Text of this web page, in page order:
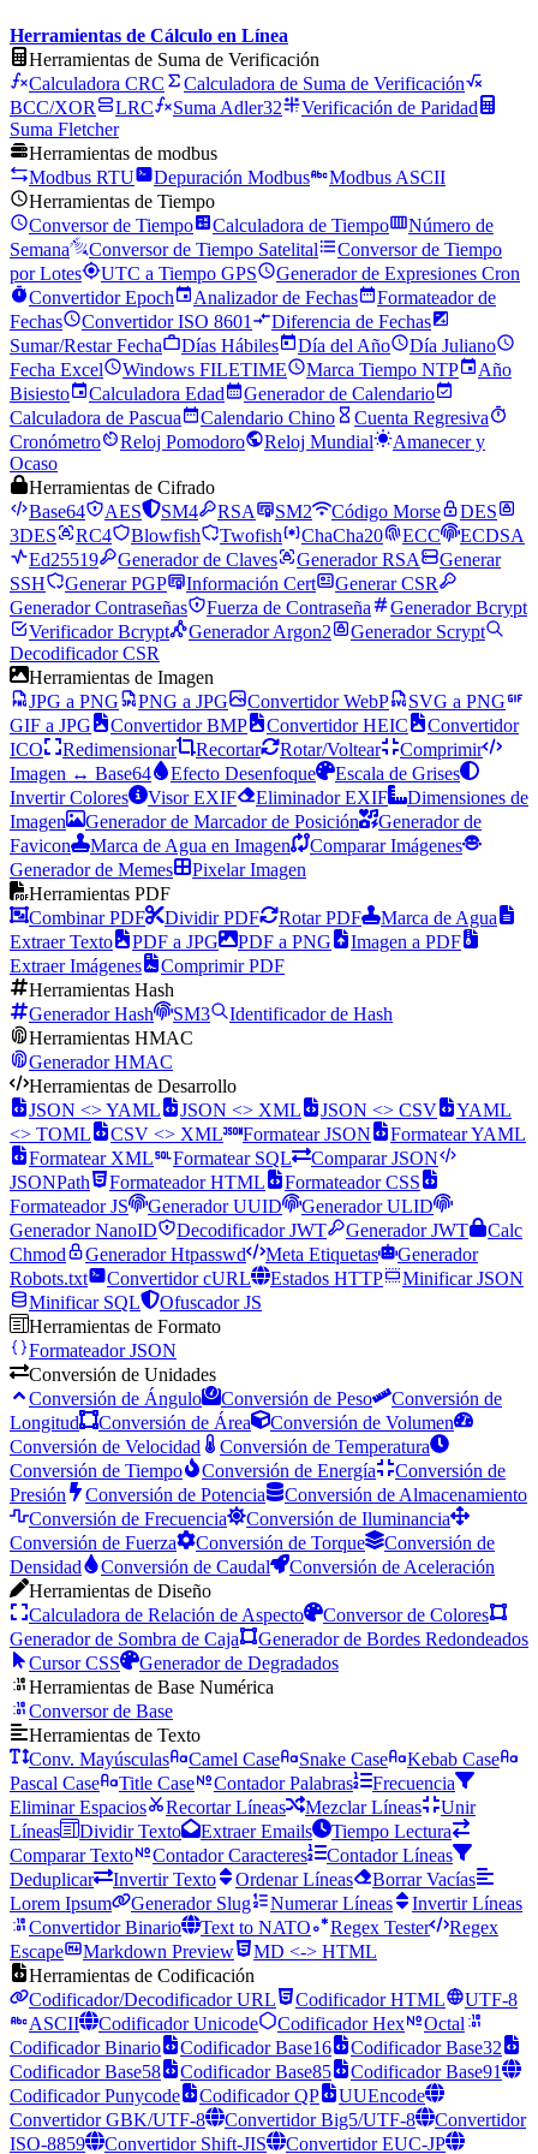
Herramientas de Cálculo en Línea
Herramientas de Suma de Verificación
Calculadora CRC
Calculadora de Suma de Verificación
BCC/XOR
LRC Suma Adler32
Verificación de Paridad
Suma Fletcher
Herramientas de modbus
Modbus RTU
Depuración Modbus
Modbus ASCII
Herramientas de Tiempo
Conversor de Tiempo
Calculadora de Tiempo
Número de
Semana
Conversor de Tiempo Satelital
Conversor de Tiempo
por Lotes
UTC a Tiempo GPS
Generador de Expresiones Cron
Convertidor Epoch
Analizador de Fechas
Formateador de
Fechas
Convertidor ISO 8601
Diferencia de Fechas
Sumar/Restar Fecha
Días Hábiles Día del Año
Día Juliano
Fecha Excel
Windows FILETIME Marca Tiempo NTP
Año
Bisiesto
Calculadora Edad
Generador de Calendario
Calculadora de Pascua
Calendario Chino
Cuenta Regresiva
Cronómetro
Reloj Pomodoro Reloj Mundial
Amanecer y
Ocaso
Herramientas de Cifrado
Base64
AES SM4 RSA SM2 Código Morse
DES
3DES
RC4 Blowfish Twofish ChaCha20 ECC
ECDSA
Ed25519
Generador de Claves Generador RSA
Generar
SSH
Generar PGP Información Cert
Generar CSR
Generador Contraseñas
Fuerza de Contraseña
Generador Bcrypt
Verificador Bcrypt
Generador Argon2
Generador Scrypt
Decodificador CSR
Herramientas de Imagen
JPG a PNG
PNG a JPG Convertidor WebP
SVG a PNG
GIF a JPG
Convertidor BMP Convertidor HEIC
Convertidor
ICO
Redimensionar Recortar Rotar/Voltear
Comprimir
Imagen ↔ Base64
Efecto Desenfoque
Escala de Grises
Invertir Colores
Visor EXIF Eliminador EXIF
Dimensiones de
Imagen
Generador de Marcador de Posición
Generador de
Favicon
Marca de Agua en Imagen
Comparar Imágenes
Generador de Memes
Pixelar Imagen
Herramientas PDF
Combinar PDF
Dividir PDF Rotar PDF
Marca de Agua
Extraer Texto
PDF a JPG PDF a PNG
Imagen a PDF
Extraer Imágenes
Comprimir PDF
Herramientas Hash
Generador Hash
SM3
Identificador de Hash
Herramientas HMAC
Generador HMAC
Herramientas de Desarrollo
JSON <> YAML
JSON <> XML JSON <> CSV
YAML
<> TOML
CSV <> XML Formatear JSON
Formatear YAML
Formatear XML
Formatear SQL
Comparar JSON
JSONPath
Formateador HTML
Formateador CSS
Formateador JS
Generador UUID
Generador ULID
Generador NanoID
Decodificador JWT Generador JWT
Calc
Chmod
Generador Htpasswd Meta Etiquetas
Generador
Robots.txt
Convertidor cURL Estados HTTP
Minificar JSON
Minificar SQL
Ofuscador JS
Herramientas de Formato
Formateador JSON
Conversión de Unidades
Conversión de Ángulo
Conversión de Peso
Conversión de
Longitud
Conversión de Área
Conversión de Volumen
Conversión de Velocidad
Conversión de Temperatura
Conversión de Tiempo
Conversión de Energía
Conversión de
Presión
Conversión de Potencia
Conversión de Almacenamiento
Conversión de Frecuencia
Conversión de Iluminancia
Conversión de Fuerza
Conversión de Torque
Conversión de
Densidad
Conversión de Caudal
Conversión de Aceleración
Herramientas de Diseño
Calculadora de Relación de Aspecto
Conversor de Colores
Generador de Sombra de Caja
Generador de Bordes Redondeados
Cursor CSS
Generador de Degradados
Herramientas de Base Numérica
Conversor de Base
Herramientas de Texto
Conv. Mayúsculas
Camel Case Snake Case
Kebab Case
Pascal Case
Title Case Contador Palabras
Frecuencia
Eliminar Espacios
Recortar Líneas Mezclar Líneas
Unir
Líneas
Dividir Texto Extraer Emails
Tiempo Lectura
Comparar Texto
Contador Caracteres
Contador Líneas
Deduplicar
Invertir Texto Ordenar Líneas
Borrar Vacías
Lorem Ipsum
Generador Slug Numerar Líneas
Invertir Líneas
Convertidor Binario
Text to NATO Regex Tester
Regex
Escape
Markdown Preview
MD <-> HTML
Herramientas de Codificación
Codificador/Decodificador URL
Codificador HTML
UTF-8
ASCII
Codificador Unicode Codificador Hex
Octal
Codificador Binario
Codificador Base16
Codificador Base32
Codificador Base58
Codificador Base85
Codificador Base91
Codificador Punycode
Codificador QP
UUEncode
Convertidor GBK/UTF-8
Convertidor Big5/UTF-8
Convertidor
ISO-8859
Convertidor Shift-JIS Convertidor EUC-JP